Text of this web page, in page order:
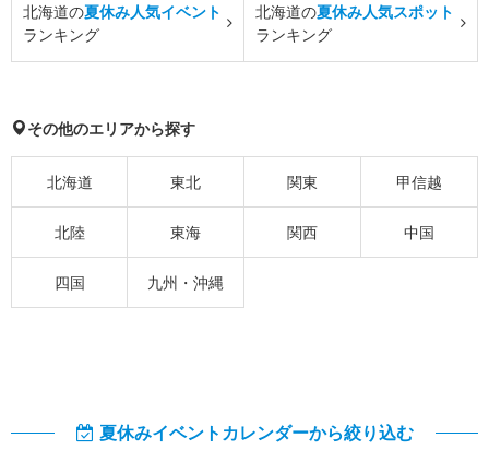
北海道の夏休み人気イベント
ランキング
北海道の夏休み人気スポット
ランキング
その他のエリアから探す
北海道 東北 関東 甲信越
北陸 東海 関西 中国
四国 九州・沖縄
夏休みイベントカレンダーから絞り込む